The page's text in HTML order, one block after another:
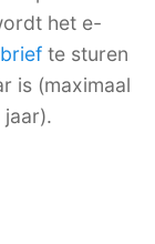
het e-
te sturen
is (maximaal